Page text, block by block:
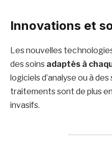
Innovations et
Les nouvelles
des soins adaptés à
logiciels d’analyse ou à
traitements sont de plus
invasifs.